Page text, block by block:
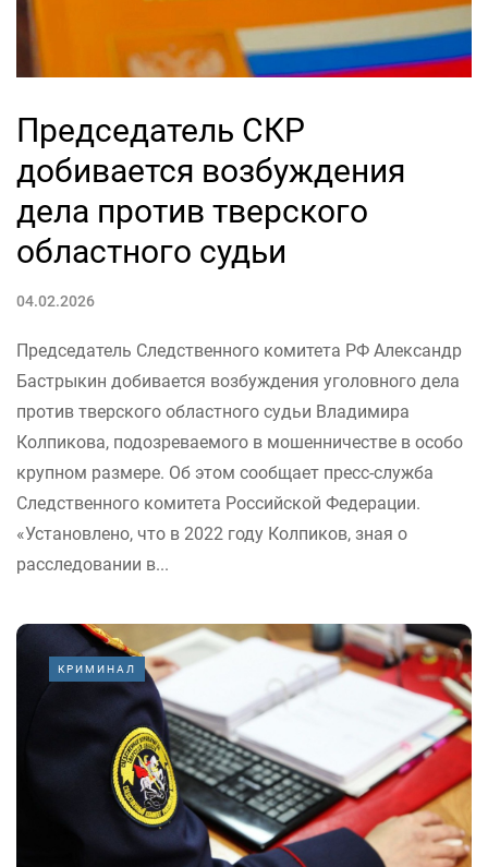
Председатель СКР
добивается возбуждения
дела против тверского
областного судьи
04.02.2026
Председатель Следственного комитета РФ Александр
Бастрыкин добивается возбуждения уголовного дела
против тверского областного судьи Владимира
Колпикова, подозреваемого в мошенничестве в особо
крупном размере. Об этом сообщает пресс-служба
Следственного комитета Российской Федерации.
«Установлено, что в 2022 году Колпиков, зная о
расследовании в...
КРИМИНАЛ